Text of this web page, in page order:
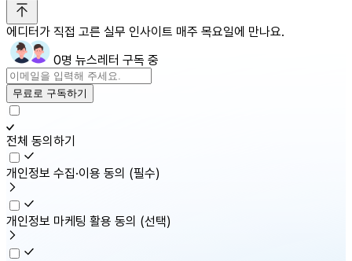
에디터가 직접 고른 실무 인사이트 매주 목요일에 만나요.
0명 뉴스레터 구독 중
무료로 구독하기
전체 동의하기
개인정보 수집·이용 동의 (필수)
개인정보 마케팅 활용 동의 (선택)